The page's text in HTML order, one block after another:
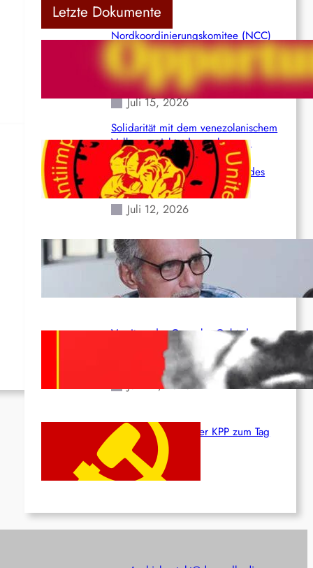
Letzte Dokumente
Nordkoordinierungskomitee (NCC)
der Kommunistischen Partei Indiens
(Maoistisch): Postmoderner
Opportunismus
Juli 15, 2026
Solidarität mit dem venezolanischem
Volk angesichts der verlorenen
Leben und der katastrophalen
Situation durch die Erdbeben des
24. Juni!
Juli 12, 2026
Indien: „Die Politik der Kapitulation“
von K. Murali (Ajith)
Juli 1, 2026
Vorsitzender Gonzalo: Gebt das
Leben für die Partei und die
Revolution!
Juni 19, 2026
Beschluss des ZK der KPP zum Tag
des Heldentums
Juni 19, 2026